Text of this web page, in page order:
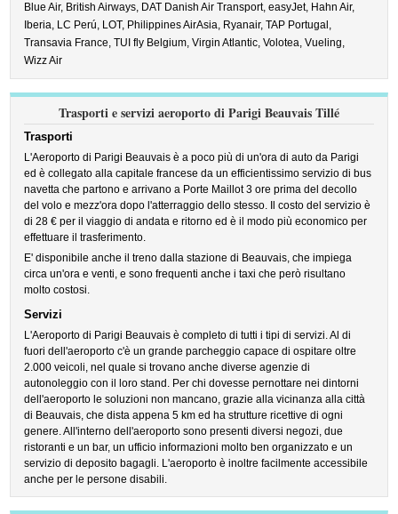
Blue Air, British Airways, DAT Danish Air Transport,easyJet, Hahn Air,
Iberia, LC Perú, LOT, Philippines AirAsia, Ryanair,TAP Portugal,
Transavia France,TUI fly Belgium,Virgin Atlantic,Volotea,Vueling,
Wizz Air
Trasporti e servizi aeroporto di Parigi Beauvais Tillé
Trasporti
L'Aeroporto di Parigi Beauvais è a poco più di un'ora di auto da Parigi
ed è collegato alla capitale francese da un efficientissimo servizio di bus
navetta che partono e arrivano a Porte Maillot 3 ore prima del decollo
del volo e mezz'ora dopo l'atterraggio dello stesso. Il costo del servizio è
di 28 € per il viaggio di andata e ritorno ed è il modo più economico per
effettuare il trasferimento.
E' disponibile anche il treno dalla stazione di Beauvais, che impiega
circa un'ora e venti, e sono frequenti anche i taxi che però risultano
molto costosi.
Servizi
L'Aeroporto di Parigi Beauvais è completo di tutti i tipi di servizi. Al di
fuori dell'aeroporto c'è un grande parcheggio capace di ospitare oltre
2.000 veicoli, nel quale si trovano anche diverse agenzie di
autonoleggio con il loro stand. Per chi dovesse pernottare nei dintorni
dell'aeroporto le soluzioni non mancano, grazie alla vicinanza alla città
di Beauvais, che dista appena 5 km ed ha strutture ricettive di ogni
genere. All'interno dell'aeroporto sono presenti diversi negozi, due
ristoranti e un bar, un ufficio informazioni molto ben organizzato e un
servizio di deposito bagagli. L'aeroporto è inoltre facilmente accessibile
anche per le persone disabili.